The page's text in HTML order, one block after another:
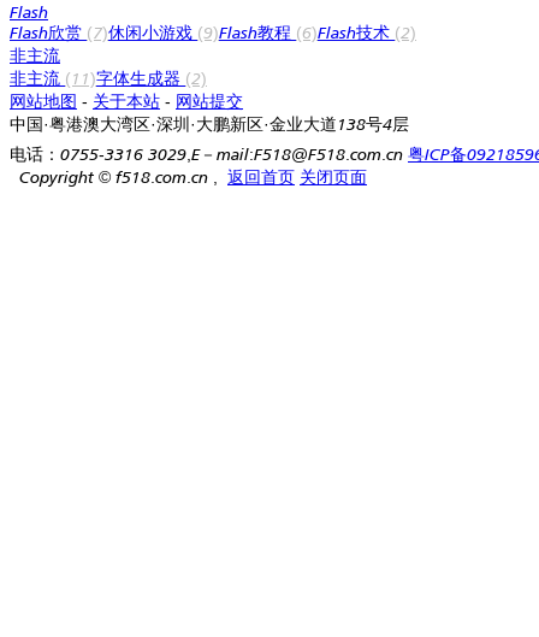
Flash
Flash欣赏 (7)休闲小游戏 (9)Flash教程 (6)Flash技术 (2)
非主流
非主流 (11)字体生成器 (2)
网站地图 - 关于本站 - 网站提交
中国·粤港澳大湾区·深圳·大鹏新区·金业大道138号4层
电话：0755-3316 3029,E－mail:F518@F518.com.cn 粤ICP备
Copyright © f518.com.cn , 返回首页 关闭页面